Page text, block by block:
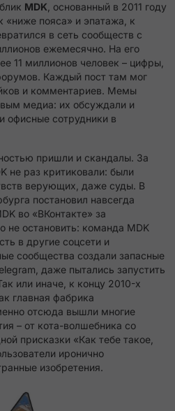
MDK , основанный в 2011 году
«ниже пояса» и эпатажа, к
в сеть сообществ с
ежемесячно​. На его
11 миллионов человек​ – цифры,
Каждый пост там мог
и комментариев. Мемы
медиа: их обсуждали и
офисные сотрудники в
пришли и скандалы. За
не раз критиковали: были
верующих, даже суды. В
постановил навсегда
во «ВКонтакте» за
остановить: команда MDK
в другие соцсети и
сообщества создали запасные
даже пытались запустить
или иначе, к концу 2010-х
главная фабрика
отсюда вышли многие
– от кота-волшебника со
присказки «Как тебе такое,
иронично
изобретения​.